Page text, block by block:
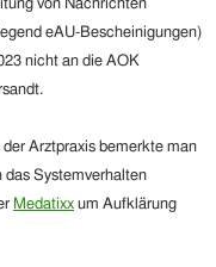
von Nachrichten
eAU-Bescheinigungen)
nicht an die AOK
Arztpraxis bemerkte man
das Systemverhalten
Medatixx um Aufklärung